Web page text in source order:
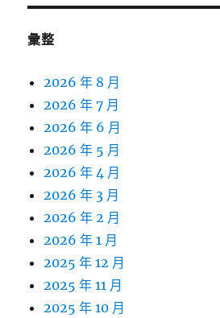
彙整
2026 年 8 月
2026 年 7 月
2026 年 6 月
2026 年 5 月
2026 年 4 月
2026 年 3 月
2026 年 2 月
2026 年 1 月
2025 年 12 月
2025 年 11 月
2025 年 10 月